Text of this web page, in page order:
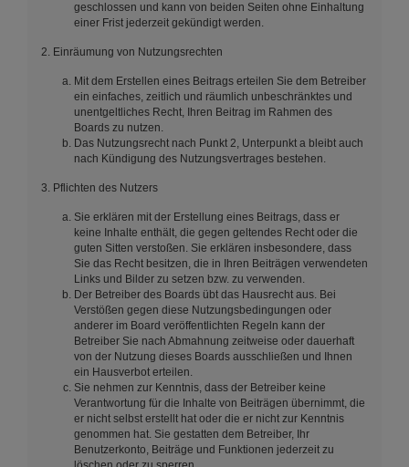
geschlossen und kann von beiden Seiten ohne Einhaltung
einer Frist jederzeit gekündigt werden.
2. Einräumung von Nutzungsrechten
Mit dem Erstellen eines Beitrags erteilen Sie dem Betreiber
ein einfaches, zeitlich und räumlich unbeschränktes und
unentgeltliches Recht, Ihren Beitrag im Rahmen des
Boards zu nutzen.
Das Nutzungsrecht nach Punkt 2, Unterpunkt a bleibt auch
nach Kündigung des Nutzungsvertrages bestehen.
3. Pflichten des Nutzers
Sie erklären mit der Erstellung eines Beitrags, dass er
keine Inhalte enthält, die gegen geltendes Recht oder die
guten Sitten verstoßen. Sie erklären insbesondere, dass
Sie das Recht besitzen, die in Ihren Beiträgen verwendeten
Links und Bilder zu setzen bzw. zu verwenden.
Der Betreiber des Boards übt das Hausrecht aus. Bei
Verstößen gegen diese Nutzungsbedingungen oder
anderer im Board veröffentlichten Regeln kann der
Betreiber Sie nach Abmahnung zeitweise oder dauerhaft
von der Nutzung dieses Boards ausschließen und Ihnen
ein Hausverbot erteilen.
Sie nehmen zur Kenntnis, dass der Betreiber keine
Verantwortung für die Inhalte von Beiträgen übernimmt, die
er nicht selbst erstellt hat oder die er nicht zur Kenntnis
genommen hat. Sie gestatten dem Betreiber, Ihr
Benutzerkonto, Beiträge und Funktionen jederzeit zu